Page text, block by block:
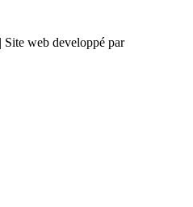
web developpé par